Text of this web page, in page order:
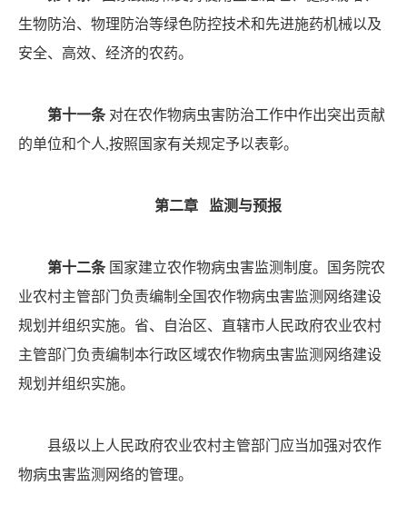
生物防治、物理防治等绿色防控技术和先进施药机械以及
安全、高效、经济的农药。
第十一条 对在农作物病虫害防治工作中作出突出贡献
的单位和个人,按照国家有关规定予以表彰。
第二章 监测与预报
第十二条 国家建立农作物病虫害监测制度。国务院农
业农村主管部门负责编制全国农作物病虫害监测网络建设
规划并组织实施。省、自治区、直辖市人民政府农业农村
主管部门负责编制本行政区域农作物病虫害监测网络建设
规划并组织实施。
县级以上人民政府农业农村主管部门应当加强对农作
物病虫害监测网络的管理。